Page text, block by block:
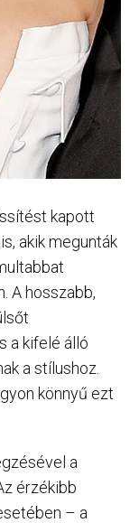
kapott
akik megunták
A hosszabb,
a kifelé álló
a stílushoz.
könnyű ezt
a
érzékibb
– a